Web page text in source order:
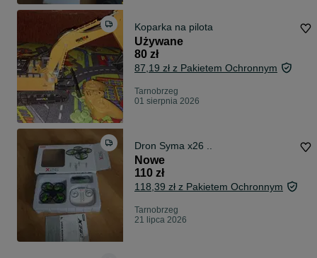
Koparka na pilota
Używane
80 zł
87,19 zł z Pakietem Ochronnym
Tarnobrzeg
01 sierpnia 2026
Dron Syma x26 ..
Nowe
110 zł
118,39 zł z Pakietem Ochronnym
Tarnobrzeg
21 lipca 2026